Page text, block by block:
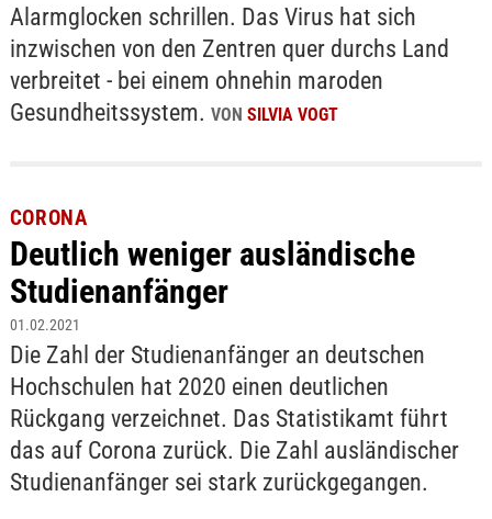
Alarmglocken schrillen. Das Virus hat sich
inzwischen von den Zentren quer durchs Land
verbreitet - bei einem ohnehin maroden
Gesundheitssystem. VON SILVIA VOGT
CORONA
Deutlich weniger ausländische
Studienanfänger
01.02.2021
Die Zahl der Studienanfänger an deutschen
Hochschulen hat 2020 einen deutlichen
Rückgang verzeichnet. Das Statistikamt führt
das auf Corona zurück. Die Zahl ausländischer
Studienanfänger sei stark zurückgegangen.